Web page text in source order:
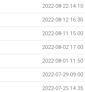
2022-08-22 14:10
2022-08-12 16:30
2022-08-11 15:00
2022-08-02 17:00
2022-08-01 11:50
2022-07-29 09:00
2022-07-25 14:35